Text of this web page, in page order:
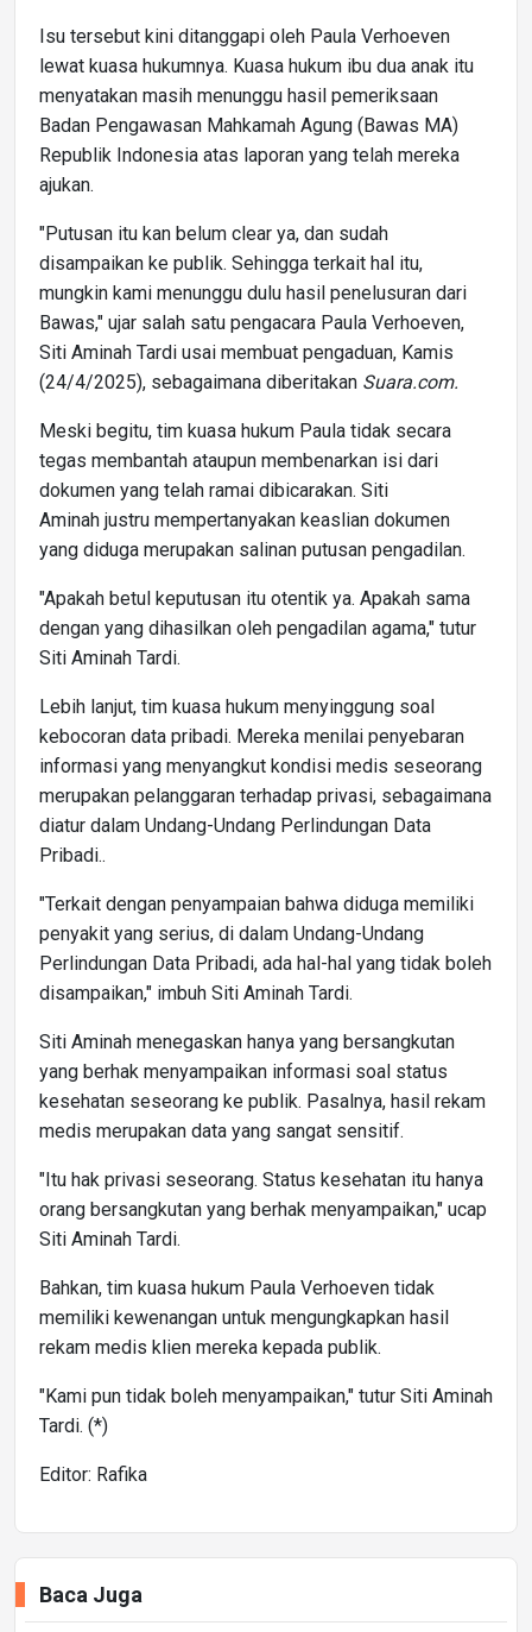
Isu tersebut kini ditanggapi oleh Paula Verhoeven
lewat kuasa hukumnya. Kuasa hukum ibu dua anak itu
menyatakan masih menunggu hasil pemeriksaan
Badan Pengawasan Mahkamah Agung (Bawas MA)
Republik Indonesia atas laporan yang telah mereka
ajukan.
"Putusan itu kan belum clear ya, dan sudah
disampaikan ke publik. Sehingga terkait hal itu,
mungkin kami menunggu dulu hasil penelusuran dari
Bawas," ujar salah satu pengacara Paula Verhoeven,
Siti Aminah Tardi usai membuat pengaduan, Kamis
(24/4/2025), sebagaimana diberitakan Suara.com.
Meski begitu, tim kuasa hukum Paula tidak secara
tegas membantah ataupun membenarkan isi dari
dokumen yang telah ramai dibicarakan. Siti
Aminah justru mempertanyakan keaslian dokumen
yang diduga merupakan salinan putusan pengadilan.
"Apakah betul keputusan itu otentik ya. Apakah sama
dengan yang dihasilkan oleh pengadilan agama," tutur
Siti Aminah Tardi.
Lebih lanjut, tim kuasa hukum menyinggung soal
kebocoran data pribadi. Mereka menilai penyebaran
informasi yang menyangkut kondisi medis seseorang
merupakan pelanggaran terhadap privasi, sebagaimana
diatur dalam Undang-Undang Perlindungan Data
Pribadi..
"Terkait dengan penyampaian bahwa diduga memiliki
penyakit yang serius, di dalam Undang-Undang
Perlindungan Data Pribadi, ada hal-hal yang tidak boleh
disampaikan," imbuh Siti Aminah Tardi.
Siti Aminah menegaskan hanya yang bersangkutan
yang berhak menyampaikan informasi soal status
kesehatan seseorang ke publik. Pasalnya, hasil rekam
medis merupakan data yang sangat sensitif.
"Itu hak privasi seseorang. Status kesehatan itu hanya
orang bersangkutan yang berhak menyampaikan," ucap
Siti Aminah Tardi.
Bahkan, tim kuasa hukum Paula Verhoeven tidak
memiliki kewenangan untuk mengungkapkan hasil
rekam medis klien mereka kepada publik.
"Kami pun tidak boleh menyampaikan," tutur Siti Aminah
Tardi. (*)
Editor: Rafika
Baca Juga